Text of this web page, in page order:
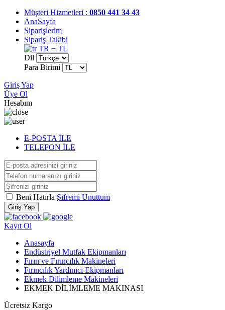
Müşteri Hizmetleri : 0850 441 34 43
AnaSayfa
Siparişlerim
Sipariş Takibi
TR − TL
Dil
Para Birimi
Giriş Yap
Üye Ol
Hesabım
E-POSTA İLE
TELEFON İLE
Beni Hatırla Şifremi Unuttum
Giriş Yap
Kayıt Ol
Anasayfa
Endüstriyel Mutfak Ekipmanları
Fırın ve Fırıncılık Makineleri
Fırıncılık Yardımcı Ekipmanları
Ekmek Dilimleme Makineleri
EKMEK DİLİMLEME MAKINASI
Ücretsiz Kargo